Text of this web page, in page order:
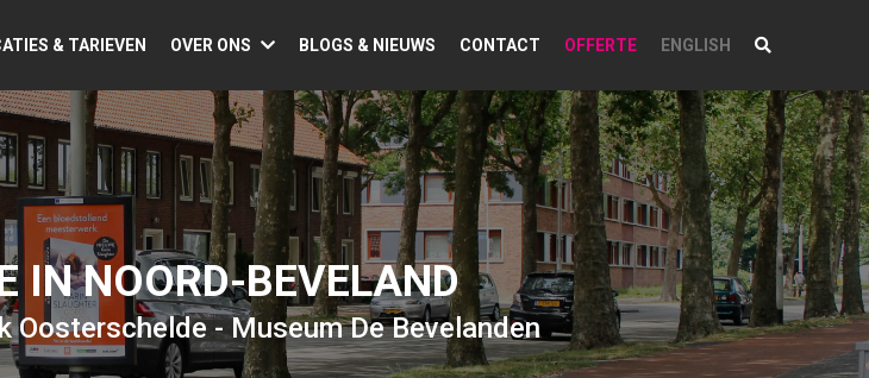
& TARIEVEN OVER ONS BLOGS & NIEUWS CONTACT OFFERTE ENGLISH
IN NOORD-BEVELAND
- Museum De Bevelanden